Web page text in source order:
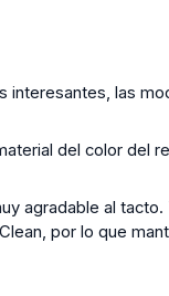
interesantes, las
del color del
agradable al
por lo que